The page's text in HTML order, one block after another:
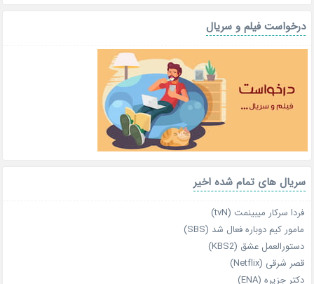
درخواست فیلم و سریال
سریال های تمام شده اخیر
فردا سرکار میبینمت (tvN)
مامور کیم دوباره فعال شد (SBS)
دستورالعمل عشق (KBS2)
قصر شرقی (Netflix)
دکتر جزیره (ENA)